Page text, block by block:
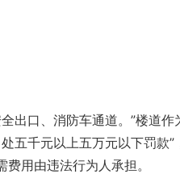
出口、消防车通道。”楼道作
五千元以上五万元以下罚款”
用由违法行为人承担。